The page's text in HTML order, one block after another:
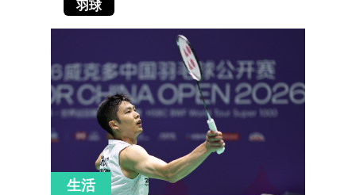
羽球
生活